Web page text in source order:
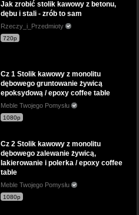
Jak zrobić stolik kawowy z betonu,
dębu i stali - zrób to sam
Rzeczy_i_Przedmioty
720p
Cz 1 Stolik kawowy z monolitu
dębowego gruntowanie żywicą
epoksydową / epoxy coffee table
Meble Twojego Pomysłu
1080p
Cz 2 Stolik kawowy z monolitu
dębowego zalewanie żywicą,
lakierowanie i polerka / epoxy coffee
table
Meble Twojego Pomysłu
1080p